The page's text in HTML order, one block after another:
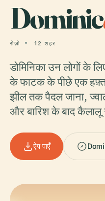
Dominic
रोज़ो 12 शहर
डोमिनिका उन लोगों के
के फाटक के पीछे एक
झील तक पैदल जाना,
और बारिश के बाद
ऐप पाएँ